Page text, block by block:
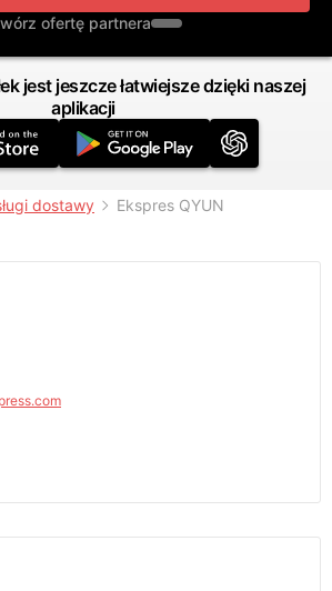
ofertę partnera
jest jeszcze łatwiejsze dzięki naszej
aplikacji
dostawy Ekspres QYUN